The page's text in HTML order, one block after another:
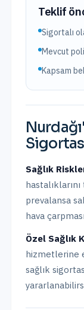
Teklif
Sigortalı
Mevcut
Kapsam
Nurdağı
Sağlık
prevalansa
hava
Özel Sağlık
hizmetlerine
sağlık